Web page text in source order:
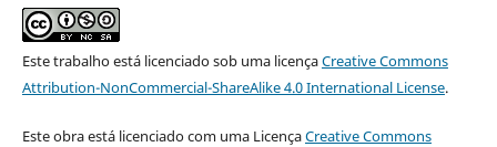
Este trabalho está licenciado sob uma licençaCreative Commons
Attribution-NonCommercial-ShareAlike 4.0 International License.
Este obra está licenciado com uma LicençaCreative Commons